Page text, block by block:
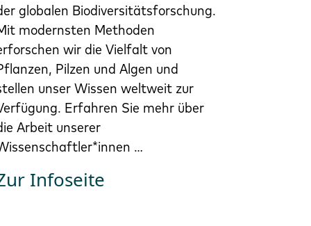
globalen Biodiversitätsforschung.
modernsten Methoden
wir die Vielfalt von
Pilzen und Algen und
unser Wissen weltweit zur
Erfahren Sie mehr über
Arbeit unserer
…
Infoseite